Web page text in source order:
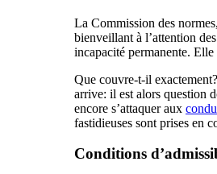
La Commission des
bienveillant à l’attention
incapacité permanente.
Que couvre-t-il
arrive: il est alors question
encore s’attaquer aux
fastidieuses sont prises en
Conditions